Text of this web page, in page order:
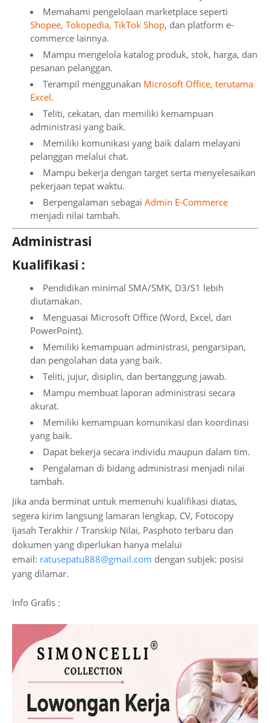
Memahami pengelolaan marketplace seperti
Shopee, Tokopedia, TikTok Shop, dan platform e-
commerce lainnya.
Mampu mengelola katalog produk, stok, harga, dan
pesanan pelanggan.
Terampil menggunakan Microsoft Office, terutama
Excel.
Teliti, cekatan, dan memiliki kemampuan
administrasi yang baik.
Memiliki komunikasi yang baik dalam melayani
pelanggan melalui chat.
Mampu bekerja dengan target serta menyelesaikan
pekerjaan tepat waktu.
Berpengalaman sebagai Admin E-Commerce
menjadi nilai tambah.
Administrasi
Kualifikasi :
Pendidikan minimal SMA/SMK, D3/S1 lebih
diutamakan.
Menguasai Microsoft Office (Word, Excel, dan
PowerPoint).
Memiliki kemampuan administrasi, pengarsipan,
dan pengolahan data yang baik.
Teliti, jujur, disiplin, dan bertanggung jawab.
Mampu membuat laporan administrasi secara
akurat.
Memiliki kemampuan komunikasi dan koordinasi
yang baik.
Dapat bekerja secara individu maupun dalam tim.
Pengalaman di bidang administrasi menjadi nilai
tambah.
Jika anda berminat untuk memenuhi kualifikasi diatas,
segera kirim langsung lamaran lengkap, CV, Fotocopy
Ijasah Terakhir / Transkip Nilai, Pasphoto terbaru dan
dokumen yang diperlukan hanya melalui
email: ratusepatu888@gmail.com dengan subjek: posisi
yang dilamar.
Info Grafis :